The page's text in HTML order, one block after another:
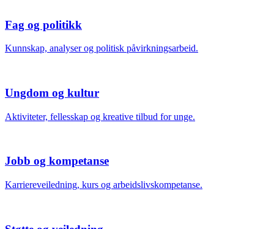
Fag og politikk
Kunnskap, analyser og politisk påvirkningsarbeid.
Ungdom og kultur
Aktiviteter, fellesskap og kreative tilbud for unge.
Jobb og kompetanse
Karriereveiledning, kurs og arbeidslivskompetanse.